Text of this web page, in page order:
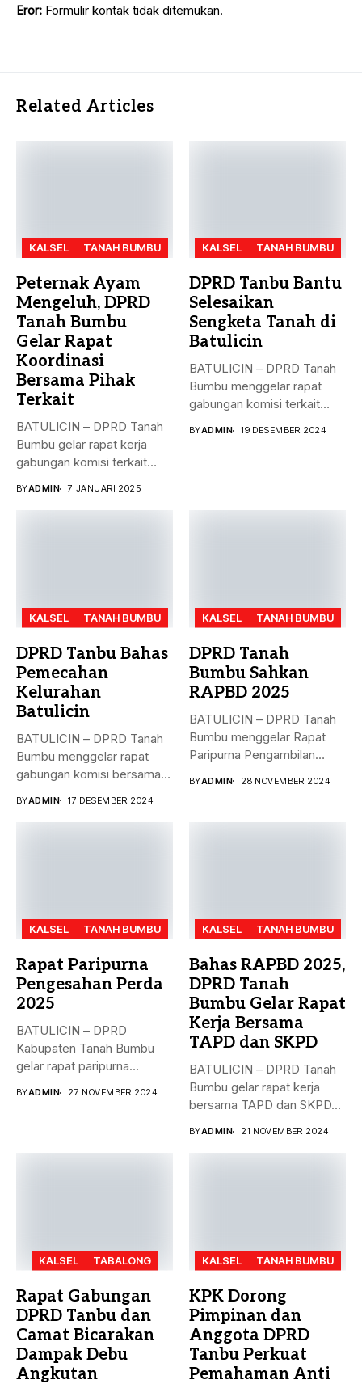
Eror: Formulir kontak tidak ditemukan.
Related Articles
KALSEL TANAH BUMBU
Peternak Ayam
Mengeluh, DPRD
Tanah Bumbu
Gelar Rapat
Koordinasi
Bersama Pihak
Terkait
BATULICIN – DPRD Tanah
Bumbu gelar rapat kerja
gabungan komisi terkait
BYADMIN 7 JANUARI 2025
KALSEL TANAH BUMBU
DPRD Tanbu Bantu
Selesaikan
Sengketa Tanah di
Batulicin
BATULICIN – DPRD Tanah
Bumbu menggelar rapat
gabungan komisi terkait
BYADMIN 19 DESEMBER 2024
KALSEL TANAH BUMBU
DPRD Tanbu Bahas
Pemecahan
Kelurahan
Batulicin
BATULICIN – DPRD Tanah
Bumbu menggelar rapat
gabungan komisi bersama
BYADMIN 17 DESEMBER 2024
KALSEL TANAH BUMBU
DPRD Tanah
Bumbu Sahkan
RAPBD 2025
BATULICIN – DPRD Tanah
Bumbu menggelar Rapat
Paripurna Pengambilan
BYADMIN 28 NOVEMBER 2024
KALSEL TANAH BUMBU
Rapat Paripurna
Pengesahan Perda
2025
BATULICIN – DPRD
Kabupaten Tanah Bumbu
gelar rapat paripurna
BYADMIN 27 NOVEMBER 2024
KALSEL TANAH BUMBU
Bahas RAPBD 2025,
DPRD Tanah
Bumbu Gelar Rapat
Kerja Bersama
TAPD dan SKPD
BATULICIN – DPRD Tanah
Bumbu gelar rapat kerja
bersama TAPD dan SKPD...
BYADMIN 21 NOVEMBER 2024
KALSEL TABALONG
Rapat Gabungan
DPRD Tanbu dan
Camat Bicarakan
Dampak Debu
Angkutan
KALSEL TANAH BUMBU
KPK Dorong
Pimpinan dan
Anggota DPRD
Tanbu Perkuat
Pemahaman Anti